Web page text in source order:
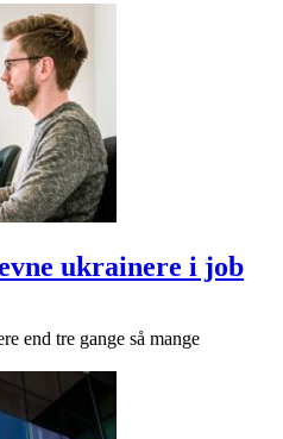
ukrainere i job
end tre gange så mange